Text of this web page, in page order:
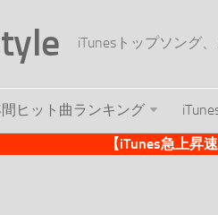
iTunesトップソング
ヒット曲ランキング
【iTunes急上昇